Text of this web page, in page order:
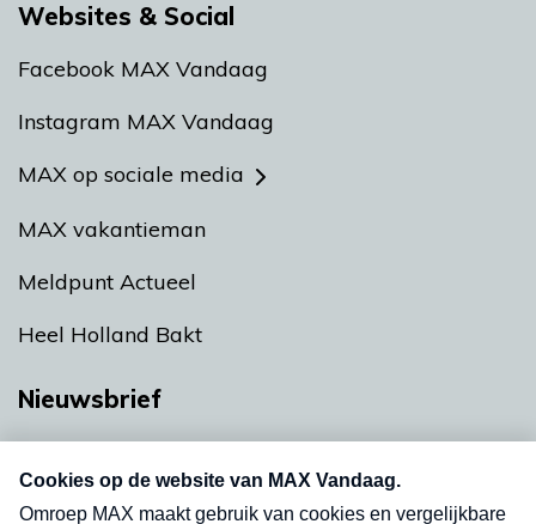
Websites & Social
Facebook MAX Vandaag
Instagram MAX Vandaag
MAX op sociale media
MAX vakantieman
Meldpunt Actueel
Heel Holland Bakt
Nieuwsbrief
Neem hier een gratis abonnement op onze
nieuwsbrief. Elke vrijdag- en dinsdagochtend in
uw mailbox.